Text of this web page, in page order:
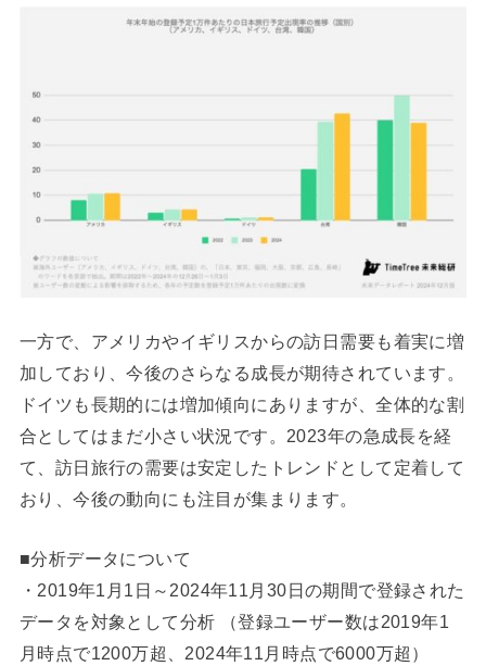
一方で、アメリカやイギリスからの訪日需要も着実に増
加しており、今後のさらなる成長が期待されています。
ドイツも長期的には増加傾向にありますが、全体的な割
合としてはまだ小さい状況です。2023年の急成長を経
て、訪日旅行の需要は安定したトレンドとして定着して
おり、今後の動向にも注目が集まります。
■分析データについて
・2019年1月1日～2024年11月30日の期間で登録された
データを対象として分析 （登録ユーザー数は2019年1
月時点で1200万超、2024年11月時点で6000万超）